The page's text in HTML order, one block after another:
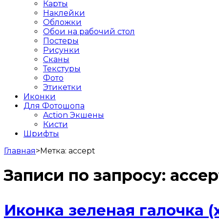
Карты
Наклейки
Обложки
Обои на рабочий стол
Постеры
Рисунки
Сканы
Текстуры
Фото
Этикетки
Иконки
Для Фотошопа
Action Экшены
Кисти
Шрифты
Главная>Метка: accept
Записи по запросу:
Иконка зеленая галочка